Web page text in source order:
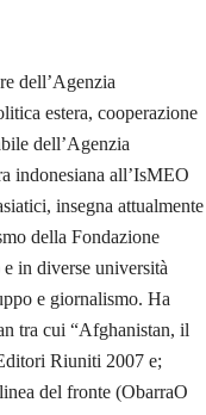
dell’Agenzia
estera, cooperazione
dell’Agenzia
indonesiana all’IsMEO
insegna attualmente
della Fondazione
in diverse università
e giornalismo. Ha
tra cui “Afghanistan, il
Riuniti 2007 e;
del fronte (ObarraO